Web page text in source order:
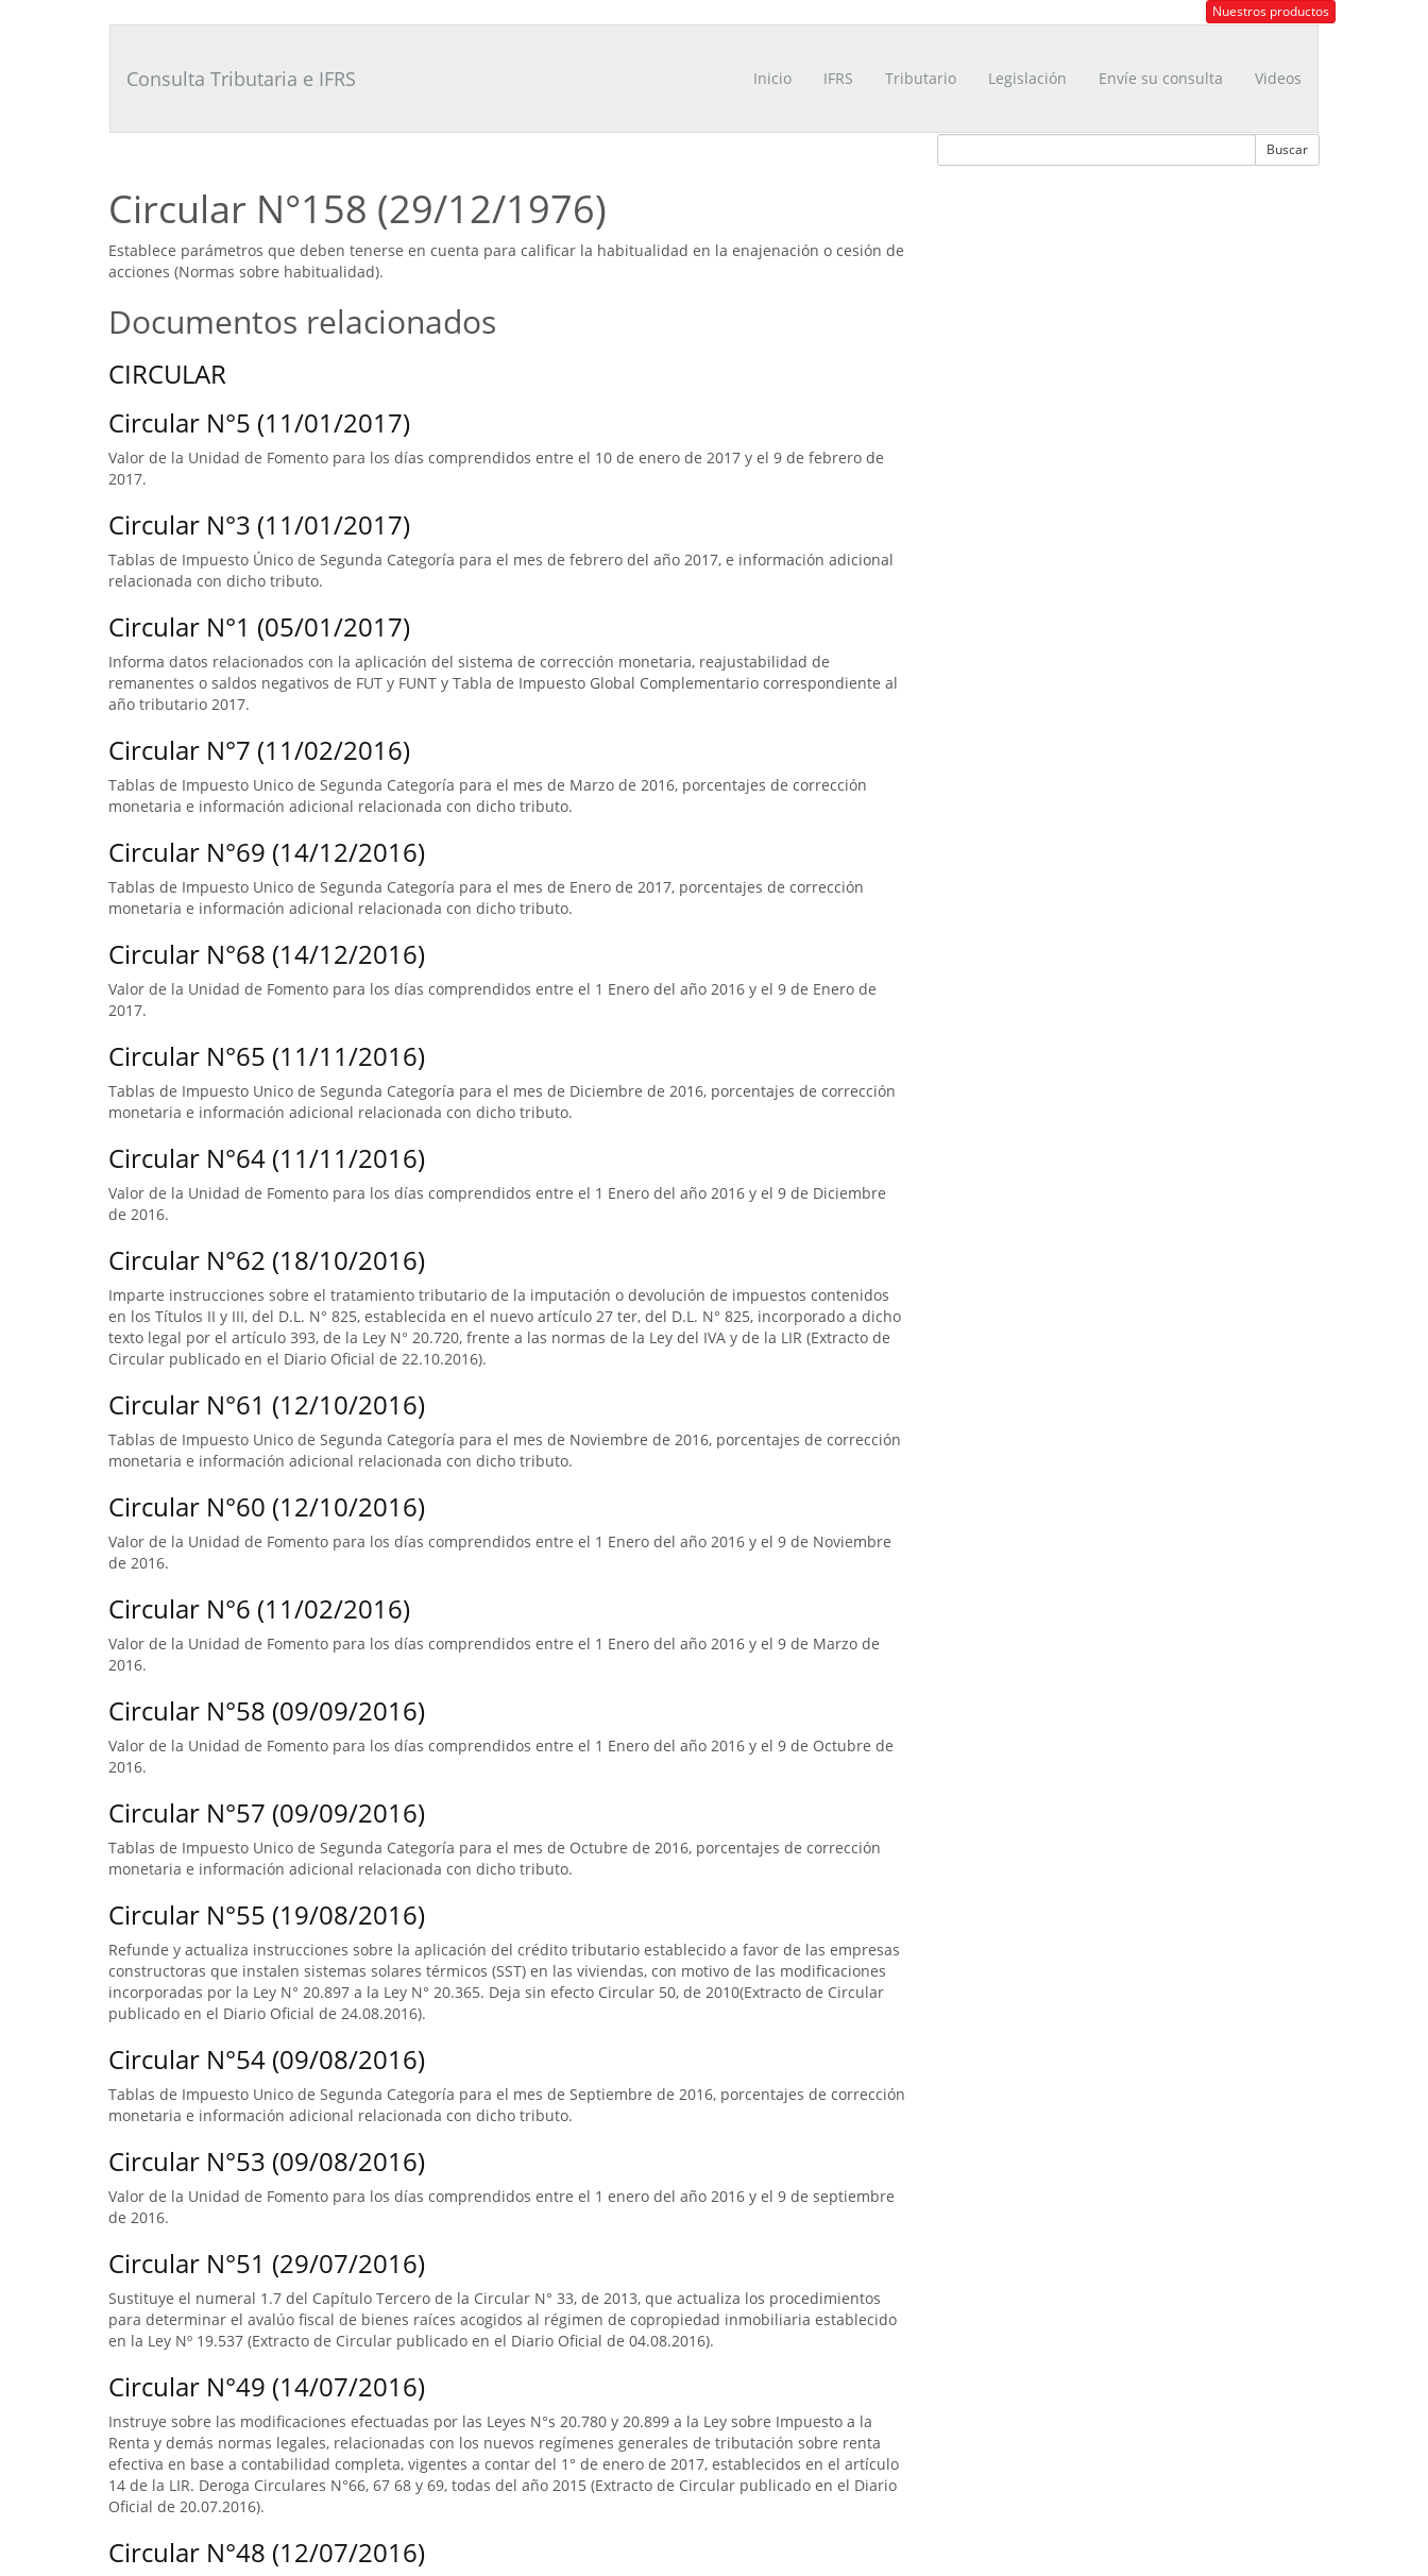
Tributario
Nuestros productos
Consulta Tributaria e IFRS Inicio IFRS Tributario Legislación Envíe su consulta Videos
Circular N°158 (29/12/1976)
Establece parámetros que deben tenerse en cuenta para calificar la habitualidad en la enajenación o cesión de
acciones (Normas sobre habitualidad).
Documentos relacionados
CIRCULAR
Circular N°5 (11/01/2017)
Valor de la Unidad de Fomento para los días comprendidos entre el 10 de enero de 2017 y el 9 de febrero de
2017.
Circular N°3 (11/01/2017)
Tablas de Impuesto Único de Segunda Categoría para el mes de febrero del año 2017, e información adicional
relacionada con dicho tributo.
Circular N°1 (05/01/2017)
Informa datos relacionados con la aplicación del sistema de corrección monetaria, reajustabilidad de
remanentes o saldos negativos de FUT y FUNT y Tabla de Impuesto Global Complementario correspondiente al
año tributario 2017.
Circular N°7 (11/02/2016)
Tablas de Impuesto Unico de Segunda Categoría para el mes de Marzo de 2016, porcentajes de corrección
monetaria e información adicional relacionada con dicho tributo.
Circular N°69 (14/12/2016)
Tablas de Impuesto Unico de Segunda Categoría para el mes de Enero de 2017, porcentajes de corrección
monetaria e información adicional relacionada con dicho tributo.
Circular N°68 (14/12/2016)
Valor de la Unidad de Fomento para los días comprendidos entre el 1 Enero del año 2016 y el 9 de Enero de
2017.
Circular N°65 (11/11/2016)
Tablas de Impuesto Unico de Segunda Categoría para el mes de Diciembre de 2016, porcentajes de corrección
monetaria e información adicional relacionada con dicho tributo.
Circular N°64 (11/11/2016)
Valor de la Unidad de Fomento para los días comprendidos entre el 1 Enero del año 2016 y el 9 de Diciembre
de 2016.
Circular N°62 (18/10/2016)
Imparte instrucciones sobre el tratamiento tributario de la imputación o devolución de impuestos contenidos
en los Títulos II y III, del D.L. N° 825, establecida en el nuevo artículo 27 ter, del D.L. N° 825, incorporado a dicho
texto legal por el artículo 393, de la Ley N° 20.720, frente a las normas de la Ley del IVA y de la LIR (Extracto de
Circular publicado en el Diario Oficial de 22.10.2016).
Circular N°61 (12/10/2016)
Tablas de Impuesto Unico de Segunda Categoría para el mes de Noviembre de 2016, porcentajes de corrección
monetaria e información adicional relacionada con dicho tributo.
Circular N°60 (12/10/2016)
Valor de la Unidad de Fomento para los días comprendidos entre el 1 Enero del año 2016 y el 9 de Noviembre
de 2016.
Circular N°6 (11/02/2016)
Valor de la Unidad de Fomento para los días comprendidos entre el 1 Enero del año 2016 y el 9 de Marzo de
2016.
Circular N°58 (09/09/2016)
Valor de la Unidad de Fomento para los días comprendidos entre el 1 Enero del año 2016 y el 9 de Octubre de
2016.
Circular N°57 (09/09/2016)
Tablas de Impuesto Unico de Segunda Categoría para el mes de Octubre de 2016, porcentajes de corrección
monetaria e información adicional relacionada con dicho tributo.
Circular N°55 (19/08/2016)
Refunde y actualiza instrucciones sobre la aplicación del crédito tributario establecido a favor de las empresas
constructoras que instalen sistemas solares térmicos (SST) en las viviendas, con motivo de las modificaciones
incorporadas por la Ley N° 20.897 a la Ley N° 20.365. Deja sin efecto Circular 50, de 2010(Extracto de Circular
publicado en el Diario Oficial de 24.08.2016).
Circular N°54 (09/08/2016)
Tablas de Impuesto Unico de Segunda Categoría para el mes de Septiembre de 2016, porcentajes de corrección
monetaria e información adicional relacionada con dicho tributo.
Circular N°53 (09/08/2016)
Valor de la Unidad de Fomento para los días comprendidos entre el 1 enero del año 2016 y el 9 de septiembre
de 2016.
Circular N°51 (29/07/2016)
Sustituye el numeral 1.7 del Capítulo Tercero de la Circular N° 33, de 2013, que actualiza los procedimientos
para determinar el avalúo fiscal de bienes raíces acogidos al régimen de copropiedad inmobiliaria establecido
en la Ley Nº 19.537 (Extracto de Circular publicado en el Diario Oficial de 04.08.2016).
Circular N°49 (14/07/2016)
Instruye sobre las modificaciones efectuadas por las Leyes N°s 20.780 y 20.899 a la Ley sobre Impuesto a la
Renta y demás normas legales, relacionadas con los nuevos regímenes generales de tributación sobre renta
efectiva en base a contabilidad completa, vigentes a contar del 1° de enero de 2017, establecidos en el artículo
14 de la LIR. Deroga Circulares N°66, 67 68 y 69, todas del año 2015 (Extracto de Circular publicado en el Diario
Oficial de 20.07.2016).
Circular N°48 (12/07/2016)